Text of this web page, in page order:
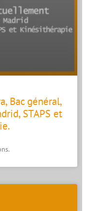
Bac général,
STAPS et